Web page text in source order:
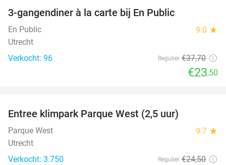
3-gangendiner à la carte bij En Public
En Public 9.0 star
Utrecht
Verkocht: 96
Regulier €37,70
€23,50
Entree klimpark Parque West (2,5 uur)
Parque West 9.7 star
Utrecht
Verkocht: 3.750
Regulier €24,50